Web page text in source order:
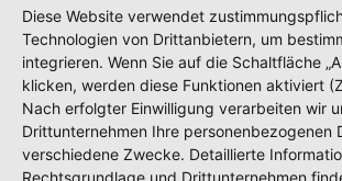
Diese Website verwendet
Technologien von Drittanbietern, um
integrieren. Wenn Sie auf die Schaltfläche
klicken, werden diese Funktionen aktiviert
Nach erfolgter Einwilligung verarbeiten wir
Drittunternehmen Ihre personenbezogenen
verschiedene Zwecke. Detaillierte
Rechtsgrundlage und Drittunternehmen